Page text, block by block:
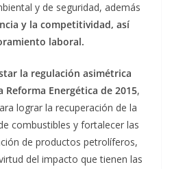
y de seguridad, además
y la competitividad, así
laboral.
la regulación asimétrica
Reforma Energética de 2015,
lograr la recuperación de la
combustibles y fortalecer las
de productos petrolíferos,
del impacto que tienen las